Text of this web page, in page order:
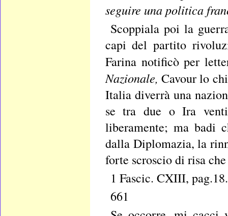
seguire una politica
Scoppiala poi la
capi del partito
Farina notificò per
Nazionale,Cavour lo
Italia diverrà una
se tra due o Ira
liberamente; ma badi
dalla Diplomazia, la
forte scroscio di risa
1 Fascic. CXIII,
661